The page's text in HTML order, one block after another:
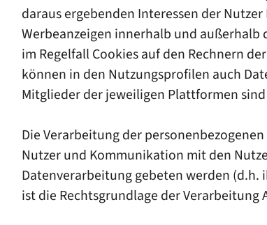
daraus ergebenden Interessen der
Werbeanzeigen innerhalb und
im Regelfall Cookies auf den Rechnern
können in den Nutzungsprofilen auch
Mitglieder der jeweiligen Plattformen
Die Verarbeitung der
Nutzer und Kommunikation mit den
Datenverarbeitung gebeten werden (d.h.
ist die Rechtsgrundlage der Verarbeitung